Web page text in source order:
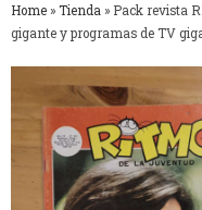
Home » Tienda » Pack revista
gigante y programas de TV